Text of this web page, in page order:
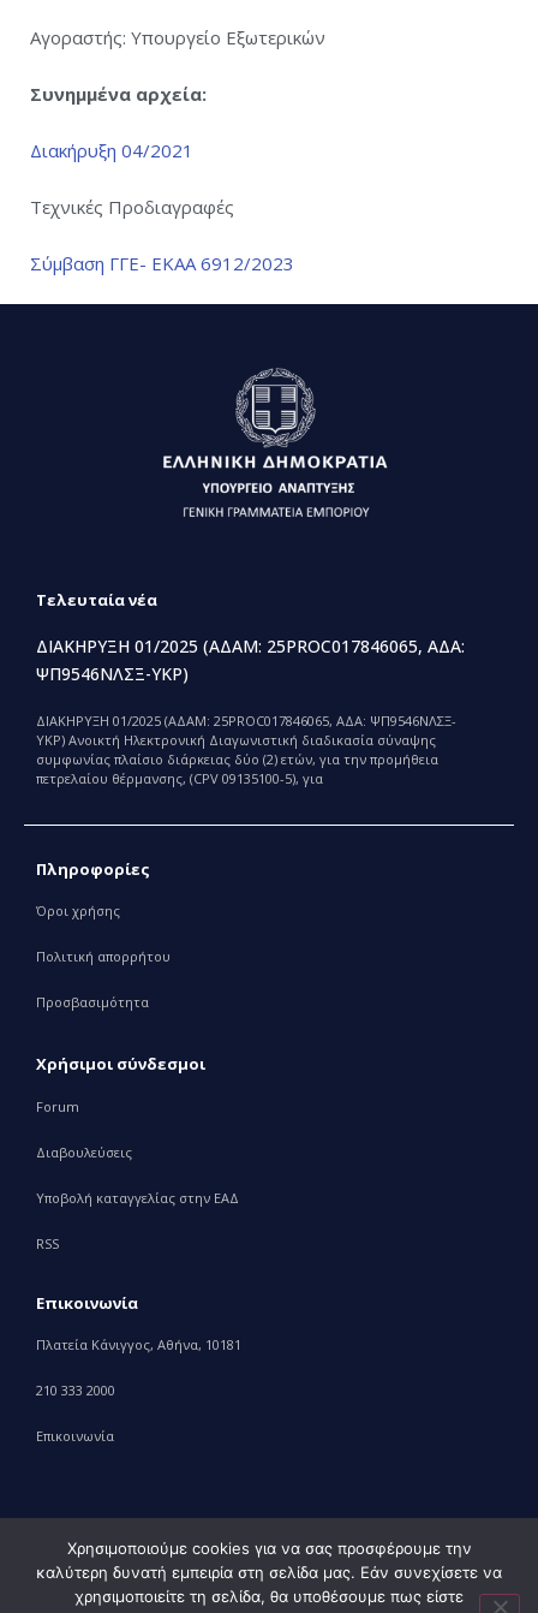
Αγοραστής: Υπουργείο Εξωτερικών
Συνημμένα αρχεία:
Διακήρυξη 04/2021
Τεχνικές Προδιαγραφές
Σύμβαση ΓΓΕ- ΕΚΑΑ 6912/2023
Τελευταία νέα
ΔΙΑΚΗΡΥΞΗ 01/2025 (ΑΔΑΜ: 25PROC017846065, ΑΔΑ:
ΨΠ9546ΝΛΣΞ-ΥΚΡ)
ΔΙΑΚΗΡΥΞΗ 01/2025 (ΑΔΑΜ: 25PROC017846065, ΑΔΑ: ΨΠ9546ΝΛΣΞ-
ΥΚΡ) Ανοικτή Ηλεκτρονική Διαγωνιστική διαδικασία σύναψης
συμφωνίας πλαίσιο διάρκειας δύο (2) ετών, για την προμήθεια
πετρελαίου θέρμανσης, (CPV 09135100-5), για
Πληροφορίες
Όροι χρήσης
Πολιτική απορρήτου
Προσβασιμότητα
Χρήσιμοι σύνδεσμοι
Forum
Διαβουλεύσεις
Υποβολή καταγγελίας στην ΕΑΔ
RSS
Επικοινωνία
Πλατεία Κάνιγγος, Αθήνα, 10181
210 333 2000
Επικοινωνία
© 2010 – 2023 Υπουργείο Ανάπτυξης, powered by Evolution
Χρησιμοποιούμε cookies για να σας προσφέρουμε την
καλύτερη δυνατή εμπειρία στη σελίδα μας. Εάν συνεχίσετε να
χρησιμοποιείτε τη σελίδα, θα υποθέσουμε πως είστε